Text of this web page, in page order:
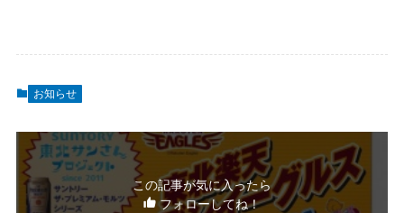
お知らせ
この記事が気に入ったら
フォローしてね！